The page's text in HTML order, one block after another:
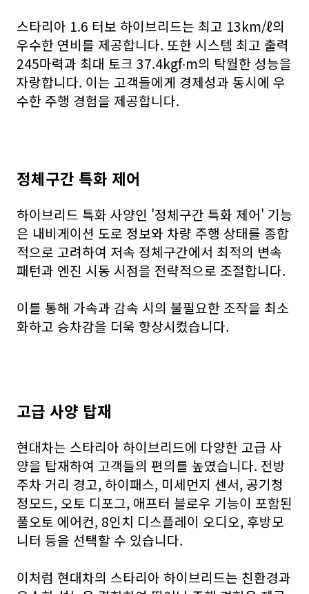
스타리아 1.6 터보 하이브리드는 최고 13km/ℓ의
우수한 연비를 제공합니다. 또한 시스템 최고 출력
245마력과 최대 토크 37.4kgf∙m의 탁월한 성능을
자랑합니다. 이는 고객들에게 경제성과 동시에 우
수한 주행 경험을 제공합니다.
정체구간 특화 제어
하이브리드 특화 사양인 '정체구간 특화 제어' 기능
은 내비게이션 도로 정보와 차량 주행 상태를 종합
적으로 고려하여 저속 정체구간에서 최적의 변속
패턴과 엔진 시동 시점을 전략적으로 조절합니다.
이를 통해 가속과 감속 시의 불필요한 조작을 최소
화하고 승차감을 더욱 향상시켰습니다.
고급 사양 탑재
현대차는 스타리아 하이브리드에 다양한 고급 사
양을 탑재하여 고객들의 편의를 높였습니다. 전방
주차 거리 경고, 하이패스, 미세먼지 센서, 공기청
정모드, 오토 디포그, 애프터 블로우 기능이 포함된
풀오토 에어컨, 8인치 디스플레이 오디오, 후방모
니터 등을 선택할 수 있습니다.
이처럼 현대차의 스타리아 하이브리드는 친환경과